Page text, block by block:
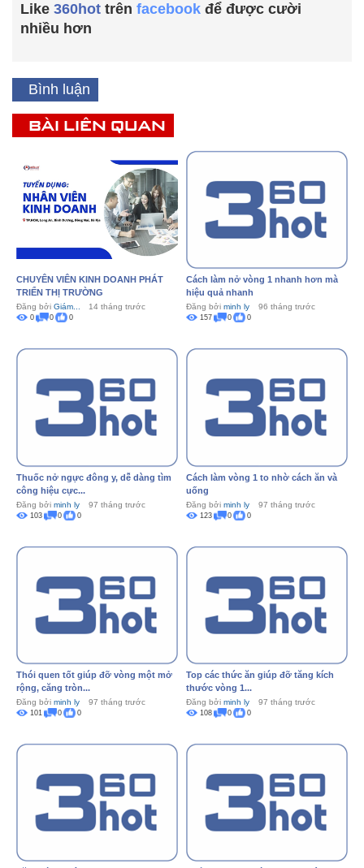
Like 360hot trên facebook để được cười
nhiều hơn
Bình luận
BÀI LIÊN QUAN
CHUYÊN VIÊN KINH DOANH PHÁT
TRIỂN THỊ TRƯỜNG
Đăng bởi Giám... 14 tháng trước
0 0 0
Cách làm nở vòng 1 nhanh hơn mà
hiệu quả nhanh
Đăng bởi minh ly 96 tháng trước
157 0 0
Thuốc nở ngực đông y, dễ dàng tìm
công hiệu cực...
Đăng bởi minh ly 97 tháng trước
103 0 0
Cách làm vòng 1 to nhờ cách ăn và
uống
Đăng bởi minh ly 97 tháng trước
123 0 0
Thói quen tốt giúp đỡ vòng một mở
rộng, căng tròn...
Đăng bởi minh ly 97 tháng trước
101 0 0
Top các thức ăn giúp đỡ tăng kích
thước vòng 1...
Đăng bởi minh ly 97 tháng trước
108 0 0